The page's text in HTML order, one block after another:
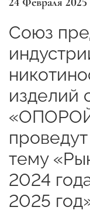
Союз
изделий
тему
2024
2025